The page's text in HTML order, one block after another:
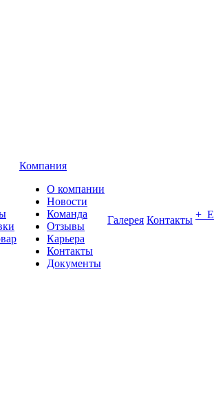
Компания
О компании
Новости
Команда
Отзывы
Карьера
Контакты
Документы
Галерея Контакты +